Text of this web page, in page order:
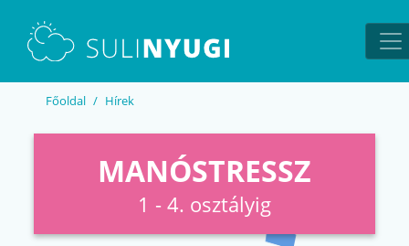
Főoldal Hírek
MANÓSTRESSZ
1 - 4. osztályig